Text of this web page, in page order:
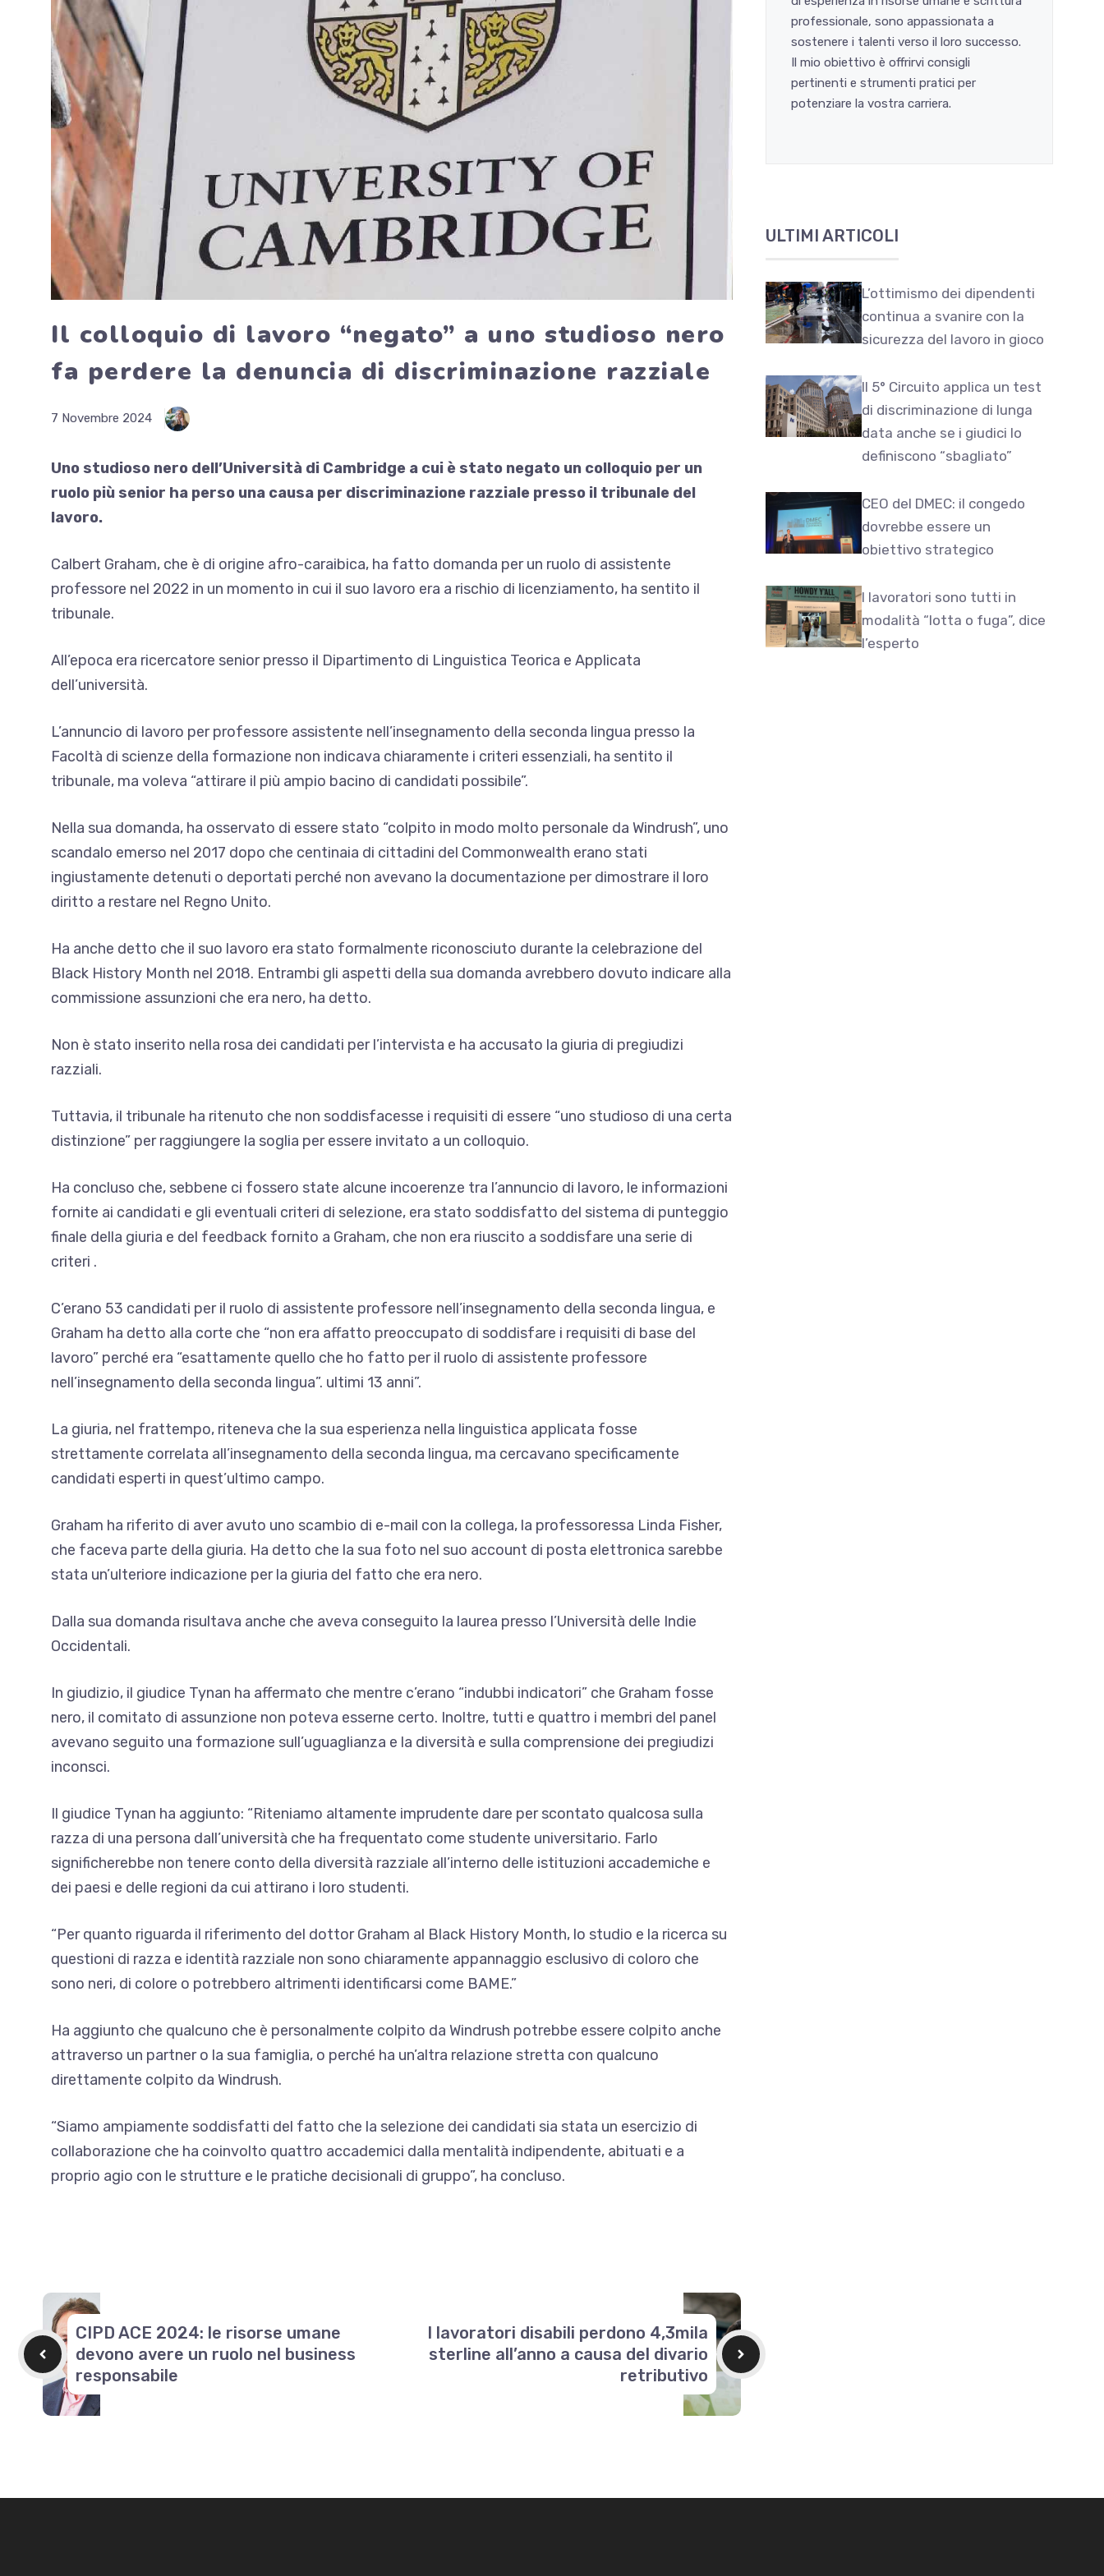
Il colloquio di lavoro “negato” a uno studioso nero
fa perdere la denuncia di discriminazione razziale
7 Novembre 2024
Uno studioso nero dell’Università di Cambridge a cui è stato negato un colloquio per un
ruolo più senior ha perso una causa per discriminazione razziale presso il tribunale del
lavoro.
Calbert Graham, che è di origine afro-caraibica, ha fatto domanda per un ruolo di assistente
professore nel 2022 in un momento in cui il suo lavoro era a rischio di licenziamento, ha sentito il
tribunale.
All’epoca era ricercatore senior presso il Dipartimento di Linguistica Teorica e Applicata
dell’università.
L’annuncio di lavoro per professore assistente nell’insegnamento della seconda lingua presso la
Facoltà di scienze della formazione non indicava chiaramente i criteri essenziali, ha sentito il
tribunale, ma voleva “attirare il più ampio bacino di candidati possibile”.
Nella sua domanda, ha osservato di essere stato “colpito in modo molto personale da Windrush”, uno
scandalo emerso nel 2017 dopo che centinaia di cittadini del Commonwealth erano stati
ingiustamente detenuti o deportati perché non avevano la documentazione per dimostrare il loro
diritto a restare nel Regno Unito.
Ha anche detto che il suo lavoro era stato formalmente riconosciuto durante la celebrazione del
Black History Month nel 2018. Entrambi gli aspetti della sua domanda avrebbero dovuto indicare alla
commissione assunzioni che era nero, ha detto.
Non è stato inserito nella rosa dei candidati per l’intervista e ha accusato la giuria di pregiudizi
razziali.
Tuttavia, il tribunale ha ritenuto che non soddisfacesse i requisiti di essere “uno studioso di una certa
distinzione” per raggiungere la soglia per essere invitato a un colloquio.
Ha concluso che, sebbene ci fossero state alcune incoerenze tra l’annuncio di lavoro, le informazioni
fornite ai candidati e gli eventuali criteri di selezione, era stato soddisfatto del sistema di punteggio
finale della giuria e del feedback fornito a Graham, che non era riuscito a soddisfare una serie di
criteri .
C’erano 53 candidati per il ruolo di assistente professore nell’insegnamento della seconda lingua, e
Graham ha detto alla corte che “non era affatto preoccupato di soddisfare i requisiti di base del
lavoro” perché era “esattamente quello che ho fatto per il ruolo di assistente professore
nell’insegnamento della seconda lingua”. ultimi 13 anni”.
La giuria, nel frattempo, riteneva che la sua esperienza nella linguistica applicata fosse
strettamente correlata all’insegnamento della seconda lingua, ma cercavano specificamente
candidati esperti in quest’ultimo campo.
Graham ha riferito di aver avuto uno scambio di e-mail con la collega, la professoressa Linda Fisher,
che faceva parte della giuria. Ha detto che la sua foto nel suo account di posta elettronica sarebbe
stata un’ulteriore indicazione per la giuria del fatto che era nero.
Dalla sua domanda risultava anche che aveva conseguito la laurea presso l’Università delle Indie
Occidentali.
In giudizio, il giudice Tynan ha affermato che mentre c’erano “indubbi indicatori” che Graham fosse
nero, il comitato di assunzione non poteva esserne certo. Inoltre, tutti e quattro i membri del panel
avevano seguito una formazione sull’uguaglianza e la diversità e sulla comprensione dei pregiudizi
inconsci.
Il giudice Tynan ha aggiunto: “Riteniamo altamente imprudente dare per scontato qualcosa sulla
razza di una persona dall’università che ha frequentato come studente universitario. Farlo
significherebbe non tenere conto della diversità razziale all’interno delle istituzioni accademiche e
dei paesi e delle regioni da cui attirano i loro studenti.
“Per quanto riguarda il riferimento del dottor Graham al Black History Month, lo studio e la ricerca su
questioni di razza e identità razziale non sono chiaramente appannaggio esclusivo di coloro che
sono neri, di colore o potrebbero altrimenti identificarsi come BAME.”
Ha aggiunto che qualcuno che è personalmente colpito da Windrush potrebbe essere colpito anche
attraverso un partner o la sua famiglia, o perché ha un’altra relazione stretta con qualcuno
direttamente colpito da Windrush.
“Siamo ampiamente soddisfatti del fatto che la selezione dei candidati sia stata un esercizio di
collaborazione che ha coinvolto quattro accademici dalla mentalità indipendente, abituati e a
proprio agio con le strutture e le pratiche decisionali di gruppo”, ha concluso.
CIPD ACE 2024: le risorse umane
devono avere un ruolo nel business
responsabile
I lavoratori disabili perdono 4,3mila
sterline all’anno a causa del divario
retributivo
professionale, sono appassionata a
sostenere i talenti verso il loro successo.
Il mio obiettivo è offrirvi consigli
pertinenti e strumenti pratici per
potenziare la vostra carriera.
ULTIMI ARTICOLI
L’ottimismo dei dipendenti
continua a svanire con la
sicurezza del lavoro in gioco
Il 5° Circuito applica un test
di discriminazione di lunga
data anche se i giudici lo
definiscono “sbagliato”
CEO del DMEC: il congedo
dovrebbe essere un
obiettivo strategico
I lavoratori sono tutti in
modalità “lotta o fuga”, dice
l’esperto